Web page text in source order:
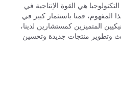
هي القوة الإنتاجية في
المفهوم، قمنا باستثمار كبير في
المتميزين كمستشارين لدينا،
وتطوير منتجات جديدة وتحسين